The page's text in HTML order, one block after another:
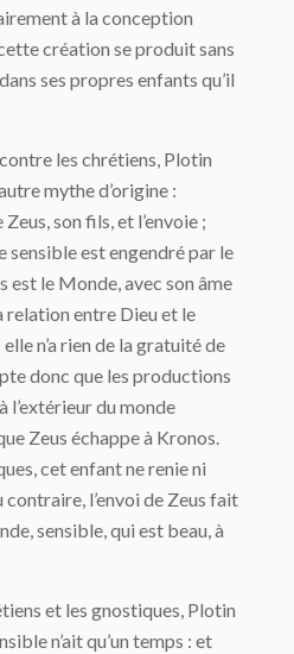
à la conception
création se produit sans
ses propres enfants qu’il
les chrétiens, Plotin
mythe d’origine :
son fils, et l’envoie ;
sensible est engendré par le
est le Monde, avec son âme
relation entre Dieu et le
n’a rien de la gra­tuité de
donc que les productions
l’extérieur du monde
Zeus échappe à Kronos.
cet enfant ne renie ni
contraire, l’envoi de Zeus fait
sensible, qui est beau, à
et les gnostiques, Plotin
n’ait qu’un temps : et